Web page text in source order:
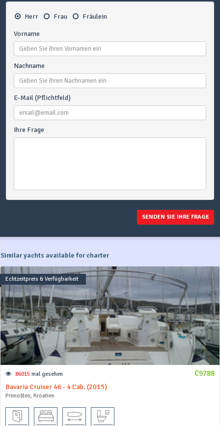
Herr Frau Fräulein
Vorname
Nachname
E-Mail (Pflichtfeld)
Ihre Frage
SENDEN SIE IHRE FRAGE
Similar yachts available for charter
Echtzeitpreis & Verfügbarkeit
C9788
86015 mal gesehen
Bavaria Cruiser 46 - 4 Cab. (2015)
Primošten, Kroatien